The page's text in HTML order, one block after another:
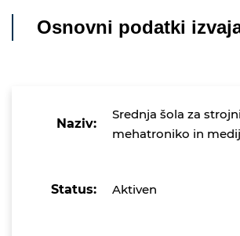
Osnovni podatki
Naziv:
Srednja šola za
mehatroniko in
Status: Aktiven